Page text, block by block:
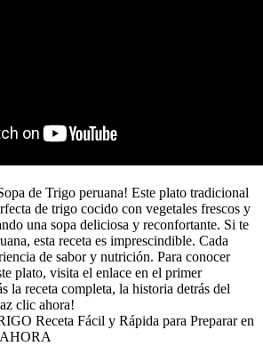
de Trigo peruana! Este plato tradicional
de trigo cocido con vegetales frescos y
una sopa deliciosa y reconfortante. Si te
esta receta es imprescindible. Cada
de sabor y nutrición. Para conocer
plato, visita el enlace en el primer
la receta completa, la historia detrás del
clic ahora!
Receta Fácil y Rápida para Preparar en
AHORA